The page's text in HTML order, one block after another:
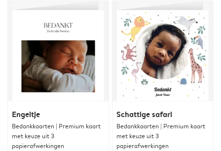
Engeltje
Bedankkaarten | Premium kaart
met keuze uit 3
papierafwerkingen
Schattige safari
Bedankkaarten | Premium kaart
met keuze uit 3
papierafwerkingen